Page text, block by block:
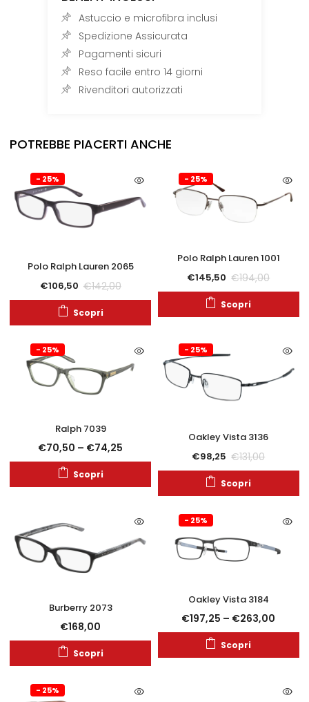
Astuccio e microfibra inclusi
Spedizione Assicurata
Pagamenti sicuri
Reso facile entro 14 giorni
Rivenditori autorizzati
POTREBBE PIACERTI ANCHE
- 25%
Polo Ralph Lauren 2065
€106,50 €142,00
Scopri
- 25%
Polo Ralph Lauren 1001
€145,50 €194,00
Scopri
- 25%
Ralph 7039
€70,50 – €74,25
Scopri
- 25%
Oakley Vista 3136
€98,25 €131,00
Scopri
Burberry 2073
€168,00
Scopri
- 25%
Oakley Vista 3184
€197,25 – €263,00
Scopri
- 25%